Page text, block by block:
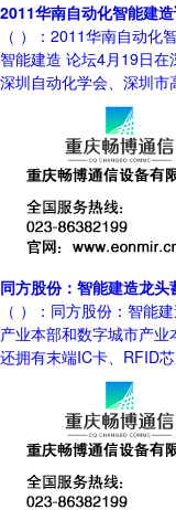
2011华南自动化智能建
（ ）：2011华南自动
智能建造 论坛4月19日在
深圳自动化学会、深圳市
同方股份：智能建造龙
（ ）：同方股份：智能
产业本部和数字城市产
还拥有末端IC卡、RFID